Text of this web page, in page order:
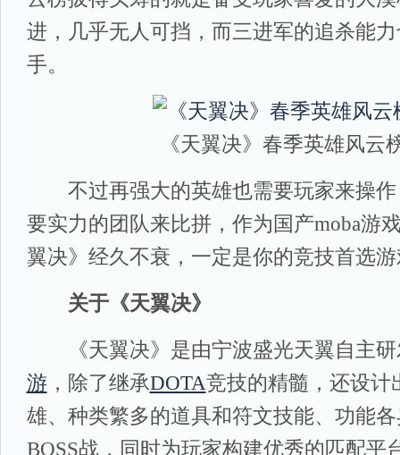
进，几乎无人可挡，而三进军的追杀能
手。
《天翼决》春季英雄风云
不过再强大的英雄也需要玩家来操作
要实力的团队来比拼，作为国产moba游
翼决》经久不衰，一定是你的竞技首选
关于《天翼决》
《天翼决》是由宁波盛光天翼自主研
游，除了继承DOTA竞技的精髓，还设计
雄、种类繁多的道具和符文技能、功能
BOSS战，同时为玩家构建优秀的匹配平